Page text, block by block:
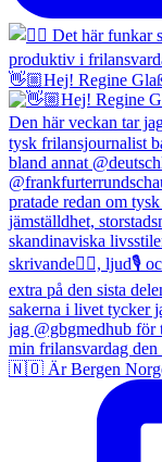
👋🏼Hej! Regine
🇳🇴 Är Bergen